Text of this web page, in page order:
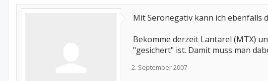
Mit Seronegativ kann ich ebenfalls
Bekomme derzeit Lantarel (MTX)
"gesichert" ist. Damit muss man
2. September 2007